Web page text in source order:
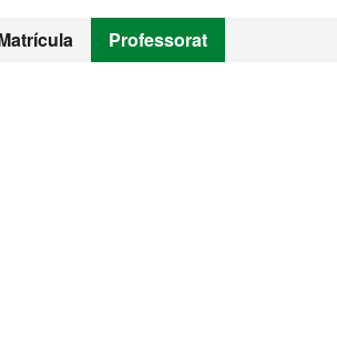
Professorat